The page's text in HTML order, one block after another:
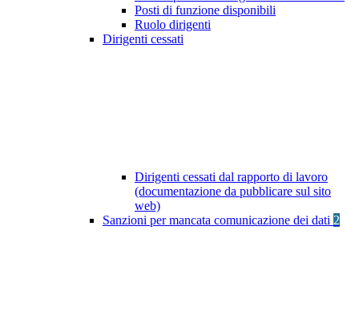
Posti di funzione disponibili
Ruolo dirigenti
Dirigenti cessati
Dirigenti cessati dal rapporto di lavoro
(documentazione da pubblicare sul sito
web)
Sanzioni per mancata comunicazione dei dati 2